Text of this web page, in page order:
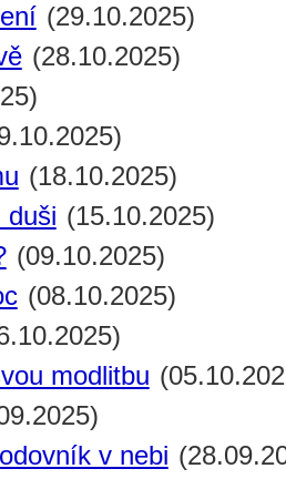
(29.10.2025)
(28.10.2025)
(18.10.2025)
duši (15.10.2025)
(09.10.2025)
(08.10.2025)
modlitbu
v nebi